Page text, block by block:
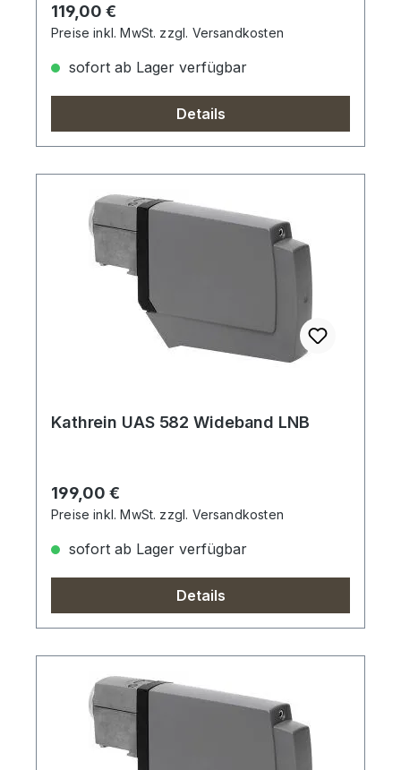
Regulärer Preis:
119,00 €
Preise inkl. MwSt. zzgl. Versandkosten
sofort ab Lager verfügbar
Details
Kathrein UAS 582 Wideband LNB
Regulärer Preis:
199,00 €
Preise inkl. MwSt. zzgl. Versandkosten
sofort ab Lager verfügbar
Details